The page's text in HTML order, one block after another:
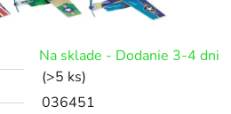
Na sklade - Dodanie 3-4 dni
(>5 ks)
036451